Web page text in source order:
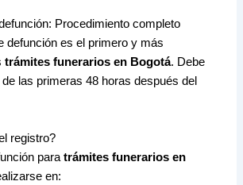
Procedimiento completo
defunción es el primero y más
trámites funerarios en Bogotá. Debe
las primeras 48 horas después del
registro?
paratrámites funerarios en
en: